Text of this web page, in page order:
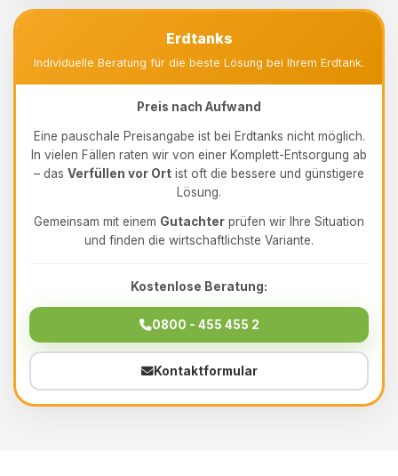
Erdtanks
Individuelle Beratung für die beste Lösung bei Ihrem Erdtank.
Preis nach Aufwand
Eine pauschale Preisangabe ist bei Erdtanks nicht möglich.
In vielen Fällen raten wir von einer Komplett-Entsorgung ab
– das Verfüllen vor Ort ist oft die bessere und günstigere
Lösung.
Gemeinsam mit einem Gutachter prüfen wir Ihre Situation
und finden die wirtschaftlichste Variante.
Kostenlose Beratung:
0800 - 455 455 2
Kontaktformular